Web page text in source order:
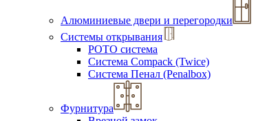
Алюминиевые двери и перегородки
Системы открывания
РОТО система
Система Compack (Twice)
Система Пенал (Penalbox)
Фурнитура